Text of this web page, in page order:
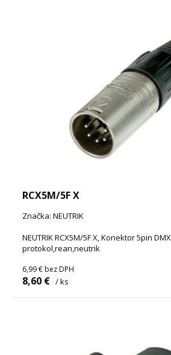
RCX5M/5F X
Značka: NEUTRIK
NEUTRIK RCX5M/5F X, Konektor 5pin DMX
protokol,rean,neutrik
6,99 € bez DPH
8,60 € / ks